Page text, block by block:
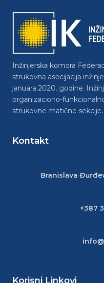
Inžinjerska komora
strukovna asocijacija
januara 2020. godine.
organizaciono-
strukovne matične sekcije.
Kontakt
Branislava
+387
Korisni Linkovi